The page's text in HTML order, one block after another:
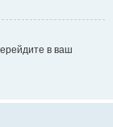
в ваш